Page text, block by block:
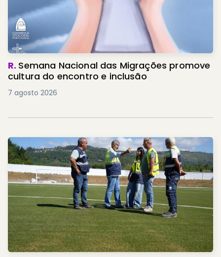
R. Semana Nacional das Migrações promove
cultura do encontro e inclusão
7 agosto 2026